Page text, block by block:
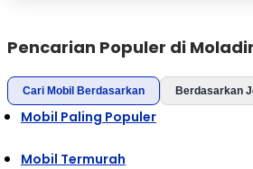
Pencarian Populer di
Cari Mobil Berdasarkan Berdasarkan
Mobil Paling Populer
Mobil Termurah